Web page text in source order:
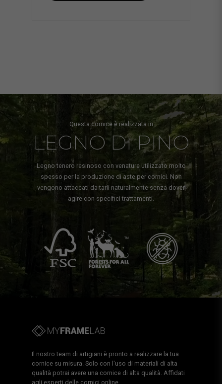
Questa cornice è realizzata in
LEGNO DI PINO
Legno tenero resinoso con venature utilizzato molto
spesso per la produzione di aste per cornici. Non
vengono attaccati da tarli naturalmente senza dover
agire con specifici trattamenti.
Il nostro team di artigiani è pronto a realizzare la tua
cornice su misura. Solo con l'uso di materiali di alta
qualità potrai avere una cornice di alta qualità. Affidati
agli esperti delle cornici online.